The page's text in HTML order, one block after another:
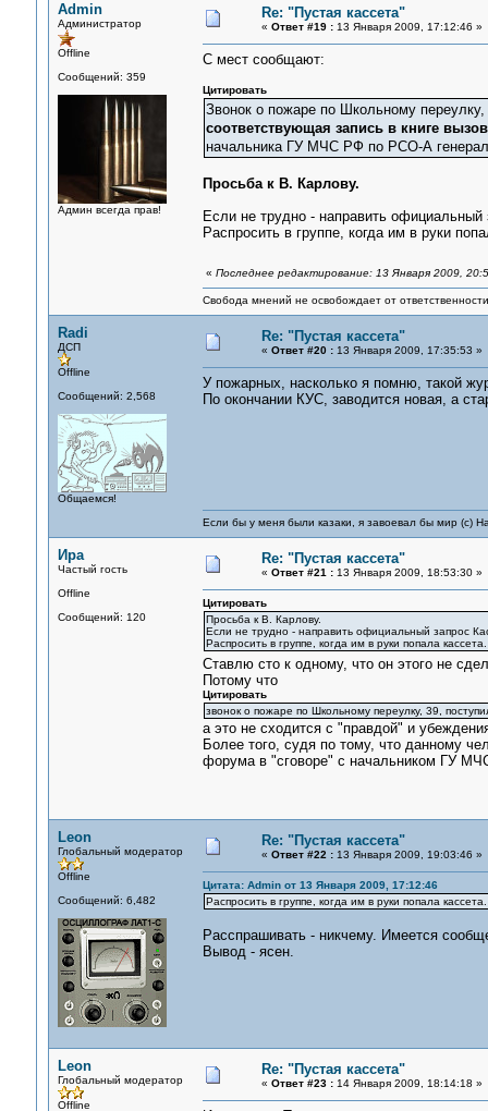
Admin
Администратор
Offline
Сообщений: 359
Админ всегда прав!
Re: "Пустая кассета"
« Ответ #19 :13 Января 2009, 17:12:46 »
С мест сообщают:
Цитировать
Звонок о пожаре по Школьному
соответствующая запись в книге
начальника ГУ МЧС РФ по РСО-А
Просьба к В. Карлову.
Если не трудно - направить официальный
Распросить в группе, когда им в руки
« Последнее редактирование: 13 Января 2009,
Свобода мнений не освобождает от
Radi
ДСП
Offline
Сообщений: 2,568
Общаемся!
Re: "Пустая кассета"
« Ответ #20 :13 Января 2009, 17:35:53 »
У пожарных, насколько я помню, такой
По окончании КУС, заводится новая, а
Если бы у меня были казаки, я завоевал бы мир (с)
Ира
Частый гость
Offline
Сообщений: 120
Re: "Пустая кассета"
« Ответ #21 :13 Января 2009, 18:53:30 »
Цитировать
Просьба к В. Карлову.
Если не трудно - направить официальный запрос
Распросить в группе, когда им в руки попала кассета.
Ставлю сто к одному, что он этого не
Потому что
Цитировать
звонок о пожаре по Школьному переулку, 39,
а это не сходится с "правдой" и
Более того, судя по тому, что данному
форума в "сговоре" с начальником ГУ
Leon
Глобальный модератор
Offline
Сообщений: 6,482
Re: "Пустая кассета"
« Ответ #22 :13 Января 2009, 19:03:46 »
Цитата: Admin от 13 Января 2009, 17:12:46
Распросить в группе, когда им в руки попала кассета.
Расспрашивать - никчему. Имеется
Вывод - ясен.
Leon
Глобальный модератор
Offline
Re: "Пустая кассета"
« Ответ #23 :14 Января 2009, 18:14:18 »